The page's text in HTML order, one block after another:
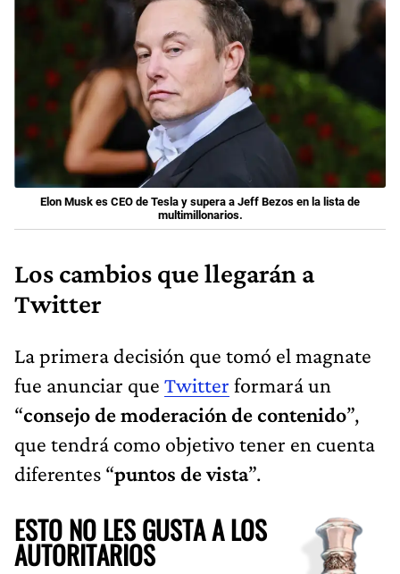
Elon Musk es CEO de Tesla y supera a Jeff Bezos en la lista de
multimillonarios.
Los cambios que llegarán a
Twitter
La primera decisión que tomó el magnate
fue anunciar que Twitter formará un
“consejo de moderación de contenido”,
que tendrá como objetivo tener en cuenta
diferentes “puntos de vista”.
ESTO NO LES GUSTA A LOS
AUTORITARIOS